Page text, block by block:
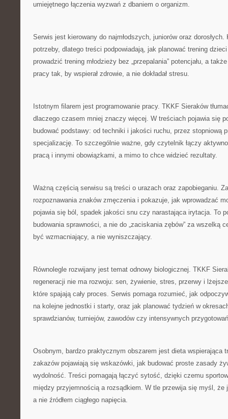
umiejętnego łączenia wyzwań z dbaniem o organizm.
Serwis jest kierowany do najmłodszych, juniorów oraz
potrzeby, dlatego treści podpowiadają, jak planować trening
prowadzić trening młodzieży bez „przepalania” potencjału, a
pracy tak, by wspierał zdrowie, a nie dokładał stresu.
Istotnym filarem jest programowanie pracy. TKKF Sieraków
dlaczego czasem mniej znaczy więcej. W treściach pojawia się
budować podstawy: od techniki i jakości ruchu, przez stopniową
specjalizację. To szczególnie ważne, gdy czytelnik łączy
pracą i innymi obowiązkami, a mimo to chce widzieć rezultaty.
Ważną częścią serwisu są treści o urazach oraz zapobieganiu.
rozpoznawania znaków zmęczenia i pokazuje, jak wprowadzać
pojawia się ból, spadek jakości snu czy narastająca irytacja. To
budowania sprawności, a nie do „zaciskania zębów” za wszelką
być wzmacniający, a nie wyniszczający.
Równolegle rozwijany jest temat odnowy biologicznej. TKKF
regeneracji nie ma rozwoju: sen, żywienie, stres, przerwy i
które spajają cały proces. Serwis pomaga rozumieć, jak
na kolejne jednostki i starty, oraz jak planować tydzień w
sprawdzianów, turniejów, zawodów czy intensywnych
Osobnym, bardzo praktycznym obszarem jest dieta wspierająca
zakazów pojawiają się wskazówki, jak budować proste zasady
wydolność. Treści pomagają łączyć sytość, dzięki czemu
między przyjemnością a rozsądkiem. W tle przewija się myśl, że
a nie źródłem ciągłego napięcia.